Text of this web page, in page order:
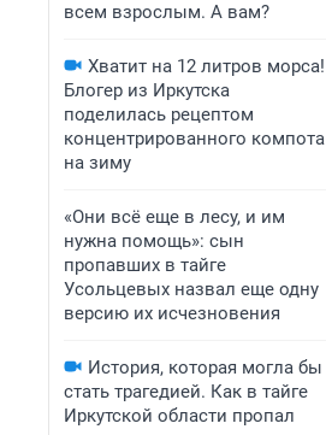
всем взрослым. А вам?
Хватит на 12 литров морса!
Блогер из Иркутска
поделилась рецептом
концентрированного компота
на зиму
«Они всё еще в лесу, и им
нужна помощь»: сын
пропавших в тайге
Усольцевых назвал еще одну
версию их исчезновения
История, которая могла бы
стать трагедией. Как в тайге
Иркутской области пропал